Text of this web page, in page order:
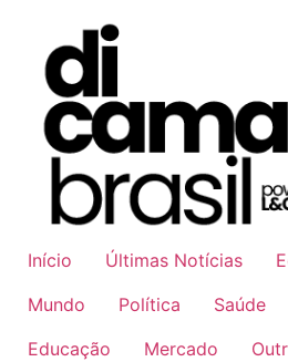
conteúdo
Início Últimas Notícias
Mundo
Política Saúde
Educação
Mercado